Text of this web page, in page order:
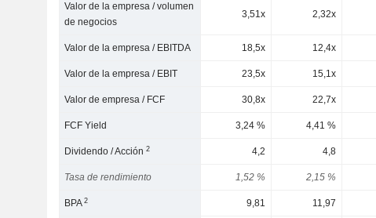
Valor de la empresa / volumen
de negocios
3,51x 2,32x
Valor de la empresa / EBITDA 18,5x 12,4x
Valor de la empresa / EBIT 23,5x 15,1x
Valor de empresa / FCF 30,8x 22,7x
FCF Yield 3,24 % 4,41 %
Dividendo / Acción2 4,2 4,8
Tasa de rendimiento 1,52 % 2,15 %
BPA2 9,81 11,97